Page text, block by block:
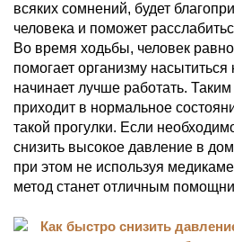
всяких сомнений, будет
человека и поможет
Во время ходьбы, человек
помогает организму
начинает лучше работать.
приходит в нормальное
такой прогулки. Если
снизить высокое давление в
при этом не используя
метод станет отличным